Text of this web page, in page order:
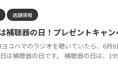
店舗情報
補聴器の日！プレゼントキャン
ヨコハマのラジオを聴いていたら、6月
は補聴器の日です。 補聴器の日は、